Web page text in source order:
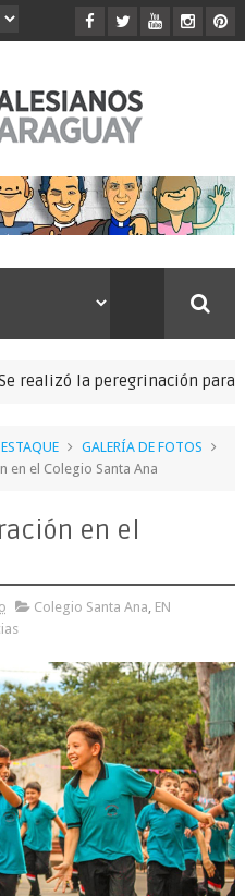
peregrinación para seguir las
GALERÍA DE FOTOS
en el Colegio Santa Ana
en el
Colegio Santa Ana EN